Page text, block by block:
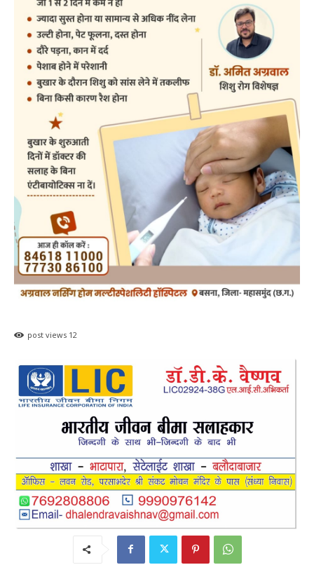
post views 12